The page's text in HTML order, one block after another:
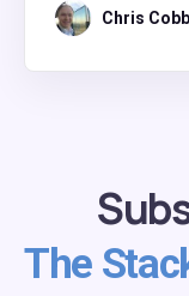
Chris Cobb
The